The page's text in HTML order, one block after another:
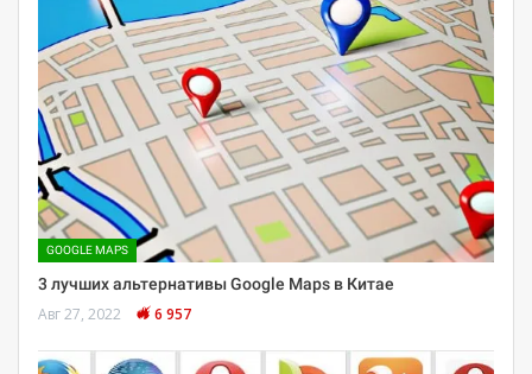
GOOGLE MAPS
3 лучших альтернативы Google Maps в Китае
Авг 27, 2022 6 957